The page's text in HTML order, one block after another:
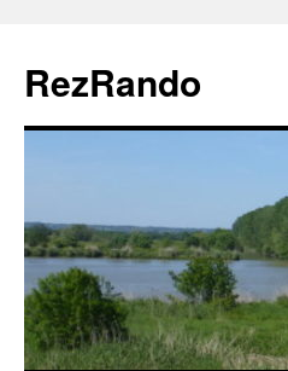
contenu
RezRando